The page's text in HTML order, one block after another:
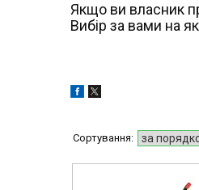
Якщо ви власник
Вибір за вами на